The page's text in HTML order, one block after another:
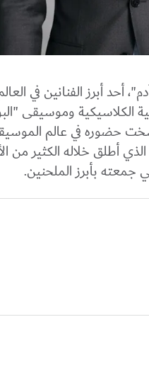
في 28 مايو، ويحييها النجم "آدم"، أحد أبرز
الكلاسيكية وموسيقى
حضوره في عالم
أطلق خلاله الكثير من
جمعته بأبرز الملحنين.